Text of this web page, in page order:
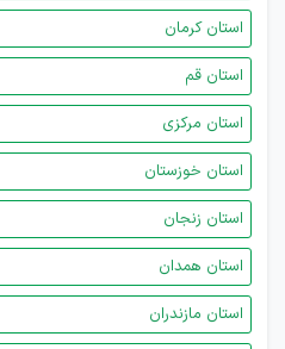
استان کرمان
استان قم
استان مرکزی
استان خوزستان
استان زنجان
استان همدان
استان مازندران